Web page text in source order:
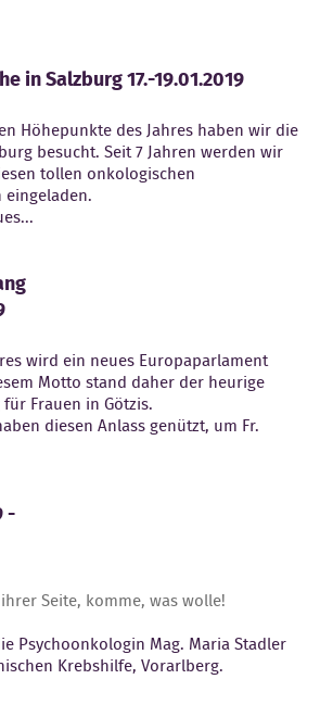
in Salzburg 17.-19.01.2019
Höhepunkte des Jahres haben wir die
besucht. Seit 7 Jahren werden wir
tollen onkologischen
eingeladen.
wird ein neues Europaparlament
Motto stand daher der heurige
Frauen in Götzis.
diesen Anlass genützt, um Fr.
-
Seite, komme, was wolle!
Psychoonkologin Mag. Maria Stadler
Krebshilfe, Vorarlberg.